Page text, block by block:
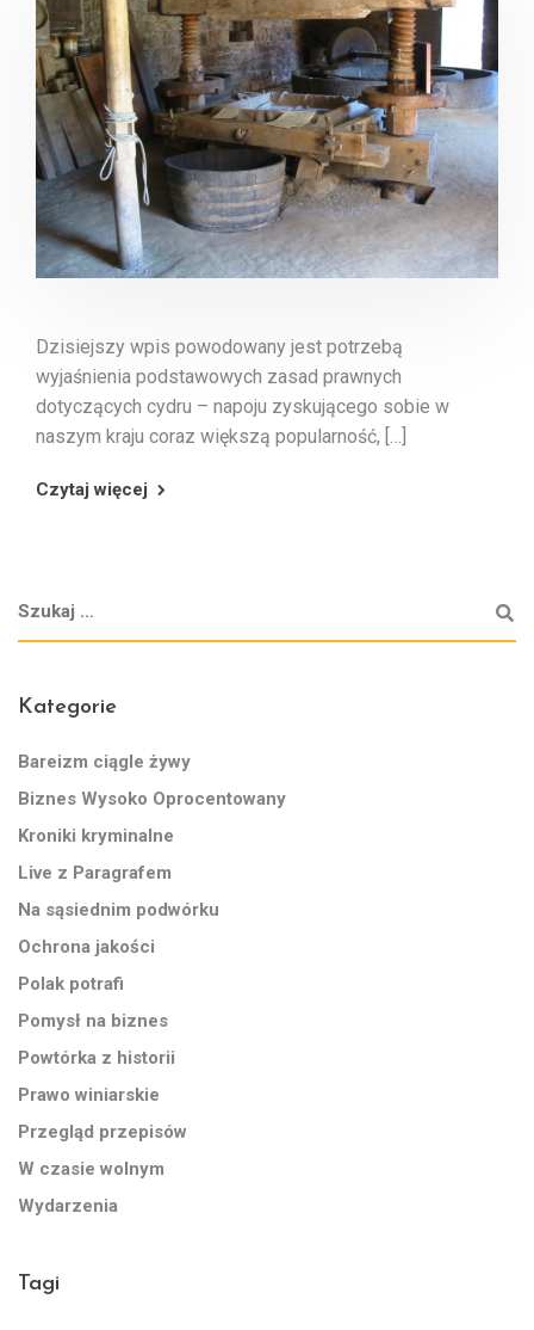
Dzisiejszy wpis powodowany jest potrzebą
wyjaśnienia podstawowych zasad prawnych
dotyczących cydru – napoju zyskującego sobie w
naszym kraju coraz większą popularność, […]
Czytaj więcej
Kategorie
Bareizm ciągle żywy
Biznes Wysoko Oprocentowany
Kroniki kryminalne
Live z Paragrafem
Na sąsiednim podwórku
Ochrona jakości
Polak potrafi
Pomysł na biznes
Powtórka z historii
Prawo winiarskie
Przegląd przepisów
W czasie wolnym
Wydarzenia
Tagi